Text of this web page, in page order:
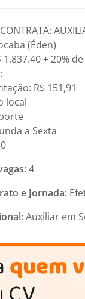
(Éden)
1.837.40 + 20%
R$ 151,91
local
a Sexta
4
e Jornada:
Auxiliar em